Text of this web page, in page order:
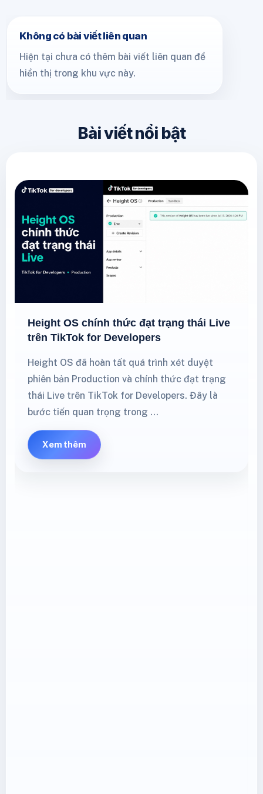
Không có bài viết liên quan
Hiện tại chưa có thêm bài viết liên quan để
hiển thị trong khu vực này.
Bài viết nổi bật
Height OS chính thức đạt trạng thái Live
trên TikTok for Developers
Height OS đã hoàn tất quá trình xét duyệt
phiên bản Production và chính thức đạt trạng
thái Live trên TikTok for Developers. Đây là
bước tiến quan trọng trong …
Xem thêm